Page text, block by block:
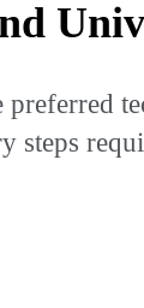
preferred
steps